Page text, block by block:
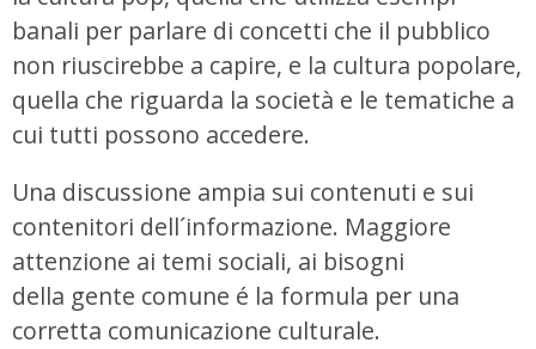
banali per parlare di concetti che il pubblico
non riuscirebbe a capire, e la cultura popolare,
quella che riguarda la società e le tematiche a
cui tutti possono accedere.
Una discussione ampia sui contenuti e sui
contenitori dell´informazione. Maggiore
attenzione ai temi sociali, ai bisogni
della gente comune é la formula per una
corretta comunicazione culturale.